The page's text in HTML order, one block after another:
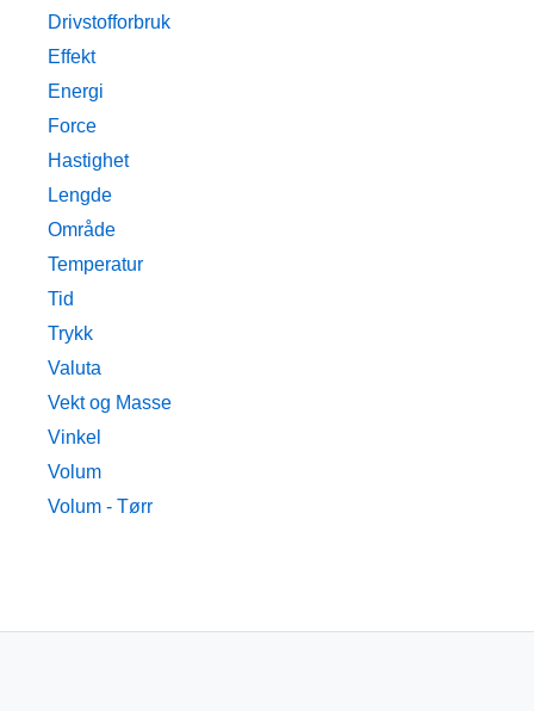
Drivstofforbruk
Effekt
Energi
Force
Hastighet
Lengde
Område
Temperatur
Tid
Trykk
Valuta
Vekt og Masse
Vinkel
Volum
Volum - Tørr